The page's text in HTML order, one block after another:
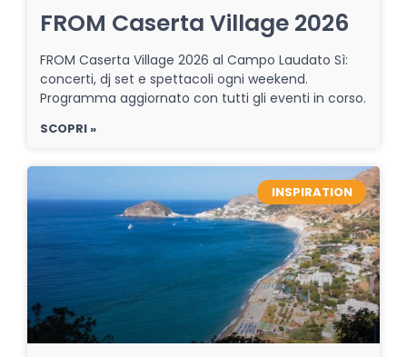
FROM Caserta Village 2026
FROM Caserta Village 2026 al Campo Laudato Sì:
concerti, dj set e spettacoli ogni weekend.
Programma aggiornato con tutti gli eventi in corso.
SCOPRI »
INSPIRATION